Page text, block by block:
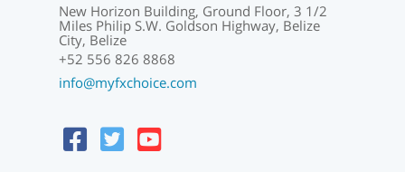
New Horizon Building, Ground Floor, 3 1/2
Miles Philip S.W. Goldson Highway, Belize
City, Belize
+52 556 826 8868
info@myfxchoice.com